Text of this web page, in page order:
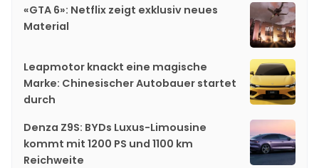
«GTA 6»: Netflix zeigt exklusiv neues
Material
Leapmotor knackt eine magische
Marke: Chinesischer Autobauer startet
durch
Denza Z9S: BYDs Luxus-Limousine
kommt mit 1200 PS und 1100 km
Reichweite